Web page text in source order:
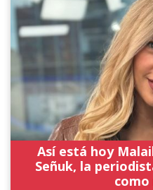
Así está hoy
Señuk, la